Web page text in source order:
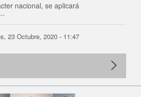
nacional, se aplicará
23 Octubre, 2020 - 11:47